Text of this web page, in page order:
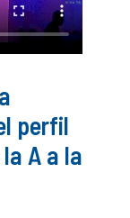
perfil
A a la